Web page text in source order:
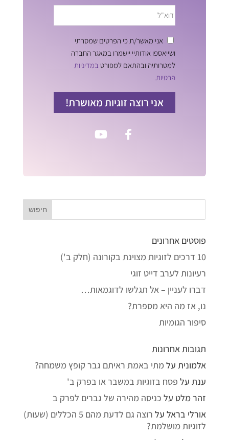
אני מאשר/ת כי הפרטים שמסרתי
ושייאספו אודותיי יישמרו במאגר החברה
למטרותיה ובהתאם למפורט במדיניות
פרטיות.
אני רוצה זוגיות מאושרת!
פוסטים אחרונים
10 דרכים לזוגיות מצוינת בקורונה (חלק ב')
רעיונות לערב דייט זוגי
דברו לעניין – אל תגלשו לדוגמאות…
נו, אז מה היא מספרת?
סיפור הגומיות
תגובות אחרונות
אלמוניתעל מתי באמת ראיתם גבר קופץ משמחה?
ענתעל פסח בזוגיות במשבר או בפרק ב'
זהר מלט על כניסה מהירה של גברים לפרק ב
אורלי בראלעל
רוצה גם לדעת מהם 5 הכללים (שעות)
לזוגיות מושלמת?